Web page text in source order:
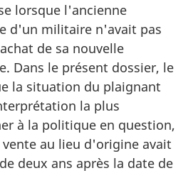
lorsque l'ancienne
d'un militaire n'avait pas
de sa nouvelle
Dans le présent dossier, le
la situation du plaignant
la plus
à la politique en question,
au lieu d'origine avait
deux ans après la date de